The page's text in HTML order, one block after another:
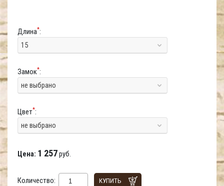
Длина*:
15
Замок*:
не выбрано
Цвет*:
не выбрано
Цена: 1 257руб.
Количество: КУПИТЬ